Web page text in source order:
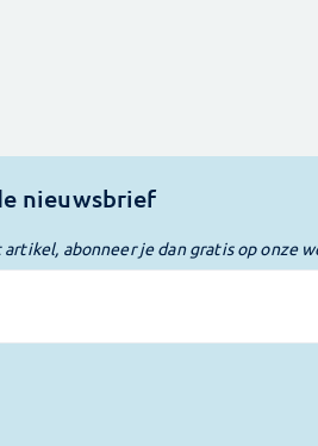
nieuwsbrief
abonneer je dan gratis op onze